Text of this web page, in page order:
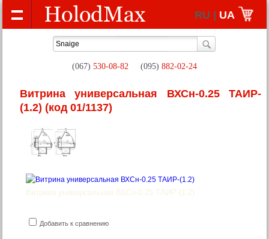
RU | UA
(067) 530-08-82 (095) 882-02-24
Витрина универсальная ВХСн-0.25 ТАИР-
(1.2) (код 01/1137)
Витрина универсальная ВХСн-0.25 ТАИР-(1.2)
Добавить к сравнению